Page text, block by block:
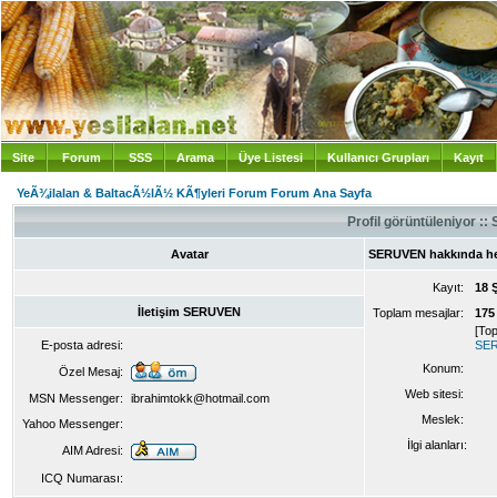
Site Forum SSS Arama Üye Listesi Kullanıcı Grupları Kayıt
Giriş
YeÃ¾ilalan & BaltacÃ½lÃ½ KÃ¶yleri Forum Forum Ana Sayfa
Profil görüntüleniyor ::
Avatar SERUVEN hakkında
Kayıt:
18
Toplam mesajlar:
175
Konum:
Web sitesi:
Meslek:
İlgi alanları:
İletişim SERUVEN
E-posta adresi:
Özel Mesaj:
MSN Messenger:
ibrahimtokk@hotmail.com
Yahoo Messenger:
AIM Adresi:
ICQ Numarası: